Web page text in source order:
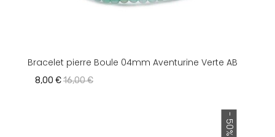
Bracelet pierre Boule 04mm Aventurine Verte AB
8,00 €16,00 €
- 50%